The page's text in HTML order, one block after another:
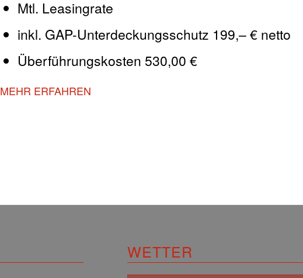
Mtl. Leasingrate
inkl. GAP-Unterdeckungsschutz 199,– € netto
Überführungskosten 530,00 €
MEHR ERFAHREN
WETTER